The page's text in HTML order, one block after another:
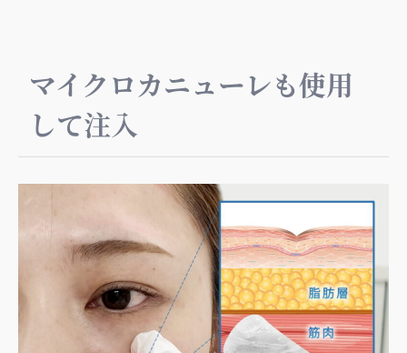
マイクロカニューレも使用
して注入